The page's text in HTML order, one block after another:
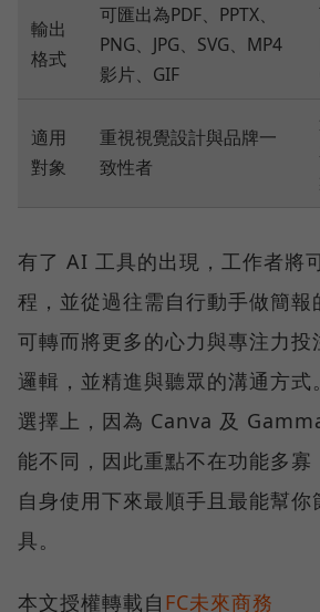
輸出
格式
可匯出為PDF、PPTX、
PNG、JPG、SVG、MP4
影片、GIF
適用
對象
重視視覺設計與品牌一
致性者
有了 AI 工具的出現，工作者將
程，並從過往需自行動手做簡報
可轉而將更多的心力與專注力投
邏輯，並精進與聽眾的溝通方
選擇上，因為 Canva 及
能不同，因此重點不在功能多寡
自身使用下來最順手且最能幫你
具。
本文授權轉載自 FC未來商務